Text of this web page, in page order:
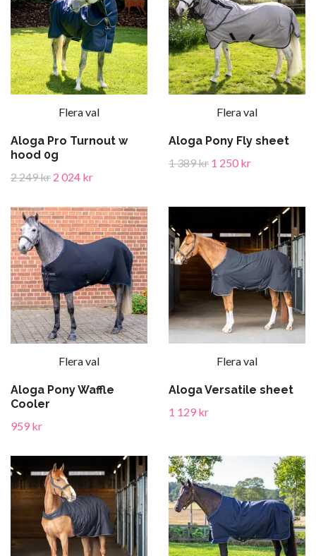
Flera val
Aloga Pro Turnout w
hood 0g
2 249 kr 2 024 kr
Flera val
Aloga Pony Fly sheet
1 389 kr 1 250 kr
Flera val
Aloga Pony Waffle
Cooler
959 kr
Flera val
Aloga Versatile sheet
1 129 kr